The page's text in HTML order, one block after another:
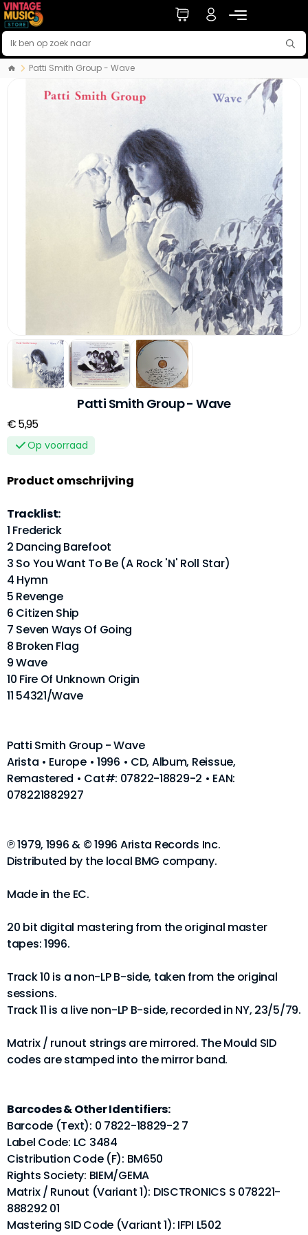
Patti Smith Group - Wave
Patti Smith Group - Wave
€ 5,95
Op voorraad
Product omschrijving
Tracklist:
1 Frederick
2 Dancing Barefoot
3 So You Want To Be (A Rock 'N' Roll Star)
4 Hymn
5 Revenge
6 Citizen Ship
7 Seven Ways Of Going
8 Broken Flag
9 Wave
10 Fire Of Unknown Origin
11 54321/Wave
Patti Smith Group - Wave
Arista • Europe • 1996 • CD, Album, Reissue,
Remastered • Cat#: 07822-18829-2 • EAN:
078221882927
℗ 1979, 1996 & © 1996 Arista Records Inc.
Distributed by the local BMG company.
Made in the EC.
20 bit digital mastering from the original master
tapes: 1996.
Track 10 is a non-LP B-side, taken from the original
sessions.
Track 11 is a live non-LP B-side, recorded in NY, 23/5/79.
Matrix / runout strings are mirrored. The Mould SID
codes are stamped into the mirror band.
Barcodes & Other Identifiers:
Barcode (Text): 0 7822-18829-2 7
Label Code: LC 3484
Cistribution Code (F): BM650
Rights Society: BIEM/GEMA
Matrix / Runout (Variant 1): DISCTRONICS S 078221-
888292 01
Mastering SID Code (Variant 1): IFPI L502